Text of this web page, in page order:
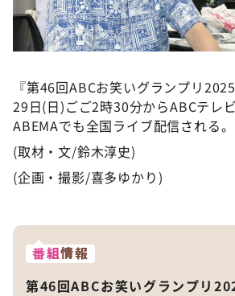
『第46回ABCお笑いグランプリ
29日(日)ごご2時30分からABCテレビ
ABEMAでも全国ライブ配信される。
(取材・文/鈴木淳史)
(企画・撮影/喜多ゆかり)
番組情報
第46回ABCお笑いグランプリ